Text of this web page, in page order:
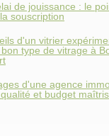
de jouissance : le
souscription
d'un vitrier
type de vitrage à
d'une agence
et budget